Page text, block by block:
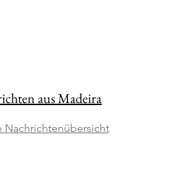
aus Madeira
Nachrichtenübersicht